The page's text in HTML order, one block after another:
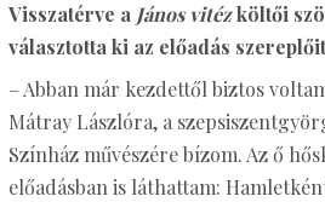
Visszatérve a János vitézköltői
választotta ki az előadás
– Abban már kezdettől biztos
Mátray Lászlóra, a
Színház művészére bízom. Az ő
előadásban is láthattam: